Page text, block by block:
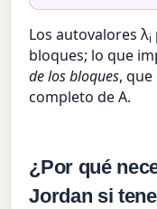
Los autovalores λi
bloques; lo que
de los bloques,
completo de A.
¿Por qué
Jordan si